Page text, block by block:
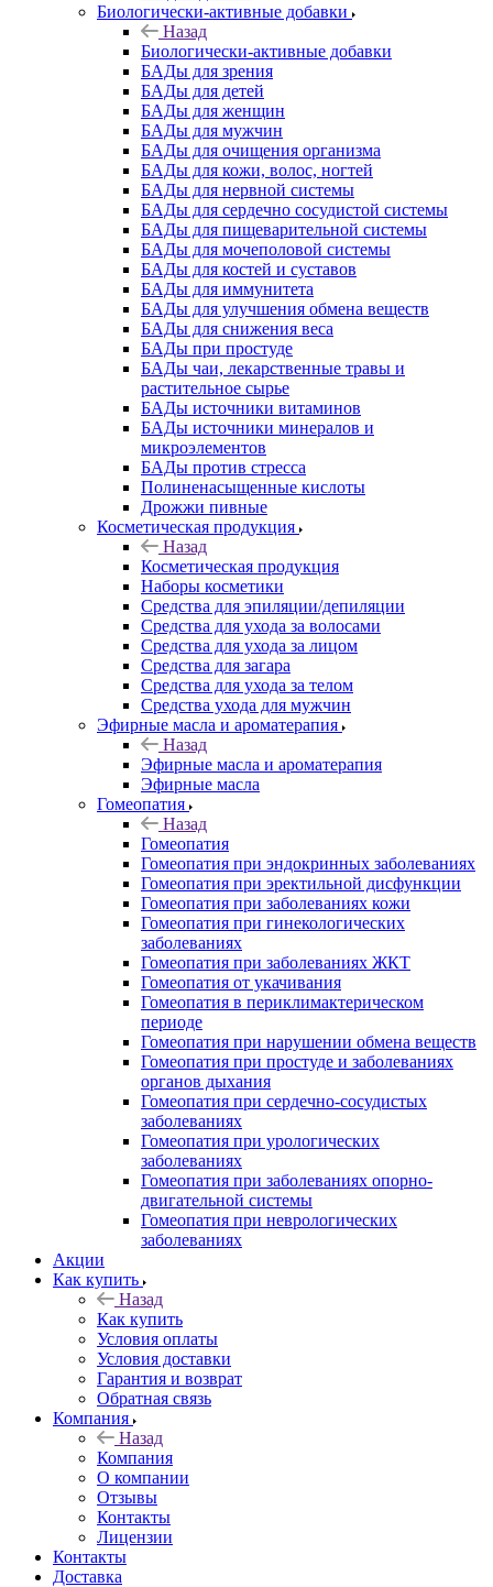
Биологически-активные добавки
Назад
Биологически-активные добавки
БАДы для зрения
БАДы для детей
БАДы для женщин
БАДы для мужчин
БАДы для очищения организма
БАДы для кожи, волос, ногтей
БАДы для нервной системы
БАДы для сердечно сосудистой системы
БАДы для пищеварительной системы
БАДы для мочеполовой системы
БАДы для костей и суставов
БАДы для иммунитета
БАДы для улучшения обмена веществ
БАДы для снижения веса
БАДы при простуде
БАДы чаи, лекарственные травы и
растительное сырье
БАДы источники витаминов
БАДы источники минералов и
микроэлементов
БАДы против стресса
Полиненасыщенные кислоты
Дрожжи пивные
Косметическая продукция
Назад
Косметическая продукция
Наборы косметики
Средства для эпиляции/депиляции
Средства для ухода за волосами
Средства для ухода за лицом
Средства для загара
Средства для ухода за телом
Средства ухода для мужчин
Эфирные масла и ароматерапия
Назад
Эфирные масла и ароматерапия
Эфирные масла
Гомеопатия
Назад
Гомеопатия
Гомеопатия при эндокринных заболеваниях
Гомеопатия при эректильной дисфункции
Гомеопатия при заболеваниях кожи
Гомеопатия при гинекологических
заболеваниях
Гомеопатия при заболеваниях ЖКТ
Гомеопатия от укачивания
Гомеопатия в периклимактерическом
периоде
Гомеопатия при нарушении обмена веществ
Гомеопатия при простуде и заболеваниях
органов дыхания
Гомеопатия при сердечно-сосудистых
заболеваниях
Гомеопатия при урологических
заболеваниях
Гомеопатия при заболеваниях опорно-
двигательной системы
Гомеопатия при неврологических
заболеваниях
Акции
Как купить
Назад
Как купить
Условия оплаты
Условия доставки
Гарантия и возврат
Обратная связь
Компания
Назад
Компания
О компании
Отзывы
Контакты
Лицензии
Контакты
Доставка